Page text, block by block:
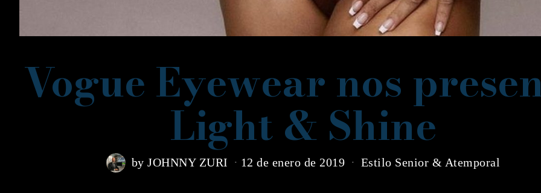
Vogue Eyewear nos
Light & Shine
byJOHNNY ZURI 12 de enero de 2019 Estilo Senior & Atemporal